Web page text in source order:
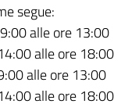
segue:
alle ore 13:00
alle ore 18:00
alle ore 13:00
alle ore 18:00